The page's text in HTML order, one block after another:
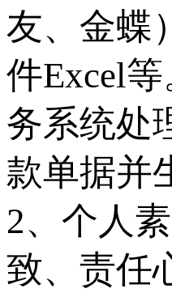
友、金蝶
件Excel
务系统处
款单据并
2、个人
致、责任